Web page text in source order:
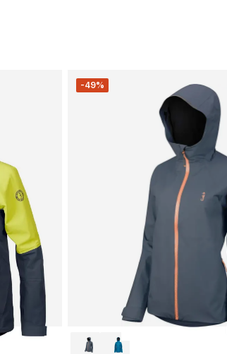
-49%